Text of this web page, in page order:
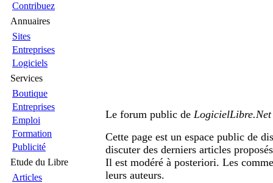
Contribuez
Annuaires
Sites
Entreprises
Logiciels
Services
Boutique
Entreprises
Emploi
Formation
Publicité
Etude du Libre
Articles
Le forum public de LogicielLibre.Net
Cette page est un espace public de
discuter des derniers articles
Il est modéré à posteriori. Les
leurs auteurs.